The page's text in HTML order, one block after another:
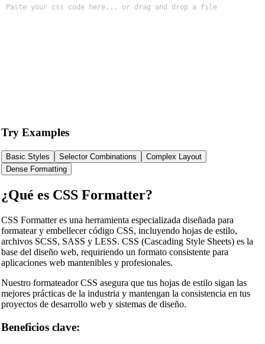
Try Examples
Basic Styles Selector Combinations
Complex Layout
Dense Formatting
¿Qué es CSS Formatter?
CSS Formatter es una herramienta especializada diseñada para
formatear y embellecer código CSS, incluyendo hojas de estilo,
archivos SCSS, SASS y LESS. CSS (Cascading Style Sheets) es la
base del diseño web, requiriendo un formato consistente para
aplicaciones web mantenibles y profesionales.
Nuestro formateador CSS asegura que tus hojas de estilo sigan las
mejores prácticas de la industria y mantengan la consistencia en tus
proyectos de desarrollo web y sistemas de diseño.
Beneficios clave: